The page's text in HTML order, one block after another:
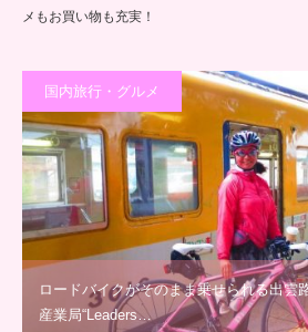
メもお買い物も充実！
国内旅行・グルメ
ロードバイクがそのまま乗せられる出雲
産業局“Leaders…